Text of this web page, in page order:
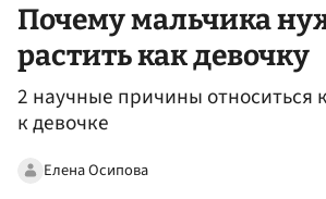
Почему мальчика
растить как девочку
2 научные причины относиться
к девочке
Елена Осипова